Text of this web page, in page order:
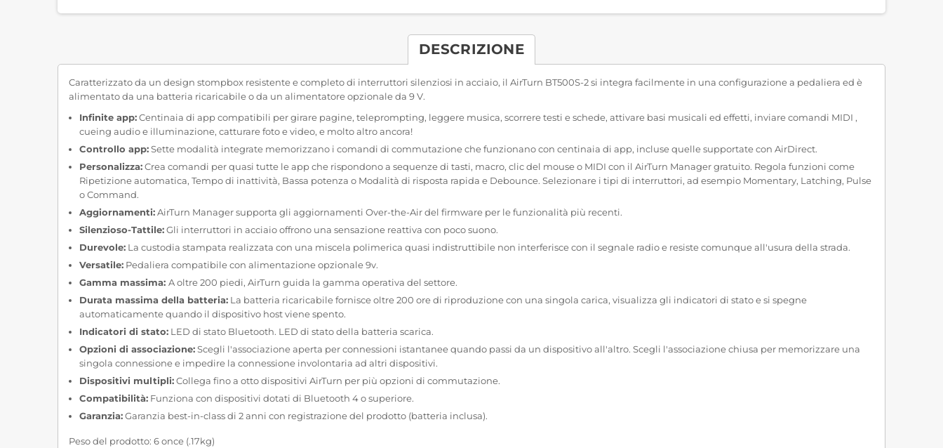
DESCRIZIONE
Caratterizzato da un design stompbox resistente e completo di interruttori silenziosi in acciaio, il AirTurn BT500S-2 si integra facilmente in una configurazione a pedaliera ed è
alimentato da una batteria ricaricabile o da un alimentatore opzionale da 9 V.
Infinite app:Centinaia di app compatibili per girare pagine, teleprompting, leggere musica, scorrere testi e schede, attivare basi musicali ed effetti, inviare comandi MIDI ,
cueing audio e illuminazione, catturare foto e video, e molto altro ancora!
Controllo app:Sette modalità integrate memorizzano i comandi di commutazione che funzionano con centinaia di app, incluse quelle supportate con AirDirect.
Personalizza:Crea comandi per quasi tutte le app che rispondono a sequenze di tasti, macro, clic del mouse o MIDI con il AirTurn Manager gratuito. Regola funzioni come
Ripetizione automatica, Tempo di inattività, Bassa potenza o Modalità di risposta rapida e Debounce. Selezionare i tipi di interruttori, ad esempio Momentary, Latching, Pulse
o Command.
Aggiornamenti:AirTurn Manager supporta gli aggiornamenti Over-the-Air del firmware per le funzionalità più recenti.
Silenzioso-Tattile:Gli interruttori in acciaio offrono una sensazione reattiva con poco suono.
Durevole: La custodia stampata realizzata con una miscela polimerica quasi indistruttibile non interferisce con il segnale radio e resiste comunque all'usura della strada.
Versatile: Pedaliera compatibile con alimentazione opzionale 9v.
Gamma massima: A oltre 200 piedi, AirTurn guida la gamma operativa del settore.
Durata massima della batteria: La batteria ricaricabile fornisce oltre 200 ore di riproduzione con una singola carica, visualizza gli indicatori di stato e si spegne
automaticamente quando il dispositivo host viene spento.
Indicatori di stato: LED di stato Bluetooth. LED di stato della batteria scarica.
Opzioni di associazione:Scegli l'associazione aperta per connessioni istantanee quando passi da un dispositivo all'altro. Scegli l'associazione chiusa per memorizzare una
singola connessione e impedire la connessione involontaria ad altri dispositivi.
Dispositivi multipli:Collega fino a otto dispositivi AirTurn per più opzioni di commutazione.
Compatibilità: Funziona con dispositivi dotati di Bluetooth 4 o superiore.
Garanzia:Garanzia best-in-class di 2 anni con registrazione del prodotto (batteria inclusa).
Peso del prodotto: 6 once (.17kg)